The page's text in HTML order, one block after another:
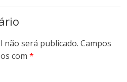
não será publicado. Campos
com*